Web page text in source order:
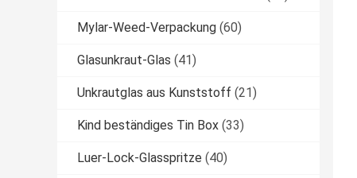
Mylar-Weed-Verpackung (60)
Glasunkraut-Glas (41)
Unkrautglas aus Kunststoff (21)
Kind beständiges Tin Box (33)
Luer-Lock-Glasspritze (40)